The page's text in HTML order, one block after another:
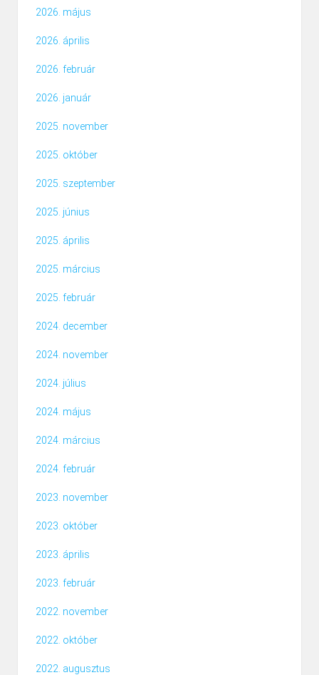
2026. május
2026. április
2026. február
2026. január
2025. november
2025. október
2025. szeptember
2025. június
2025. április
2025. március
2025. február
2024. december
2024. november
2024. július
2024. május
2024. március
2024. február
2023. november
2023. október
2023. április
2023. február
2022. november
2022. október
2022. augusztus